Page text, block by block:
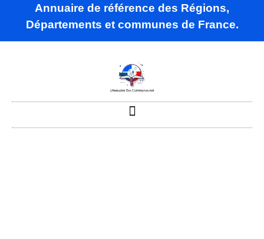
Annuaire de référence des Régions,
Départements et communes de France.